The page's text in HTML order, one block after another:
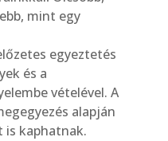
mint egy
egyeztetés
és a
vételével. A
alapján
kaphatnak.